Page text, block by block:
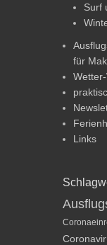
Surf
für
Links